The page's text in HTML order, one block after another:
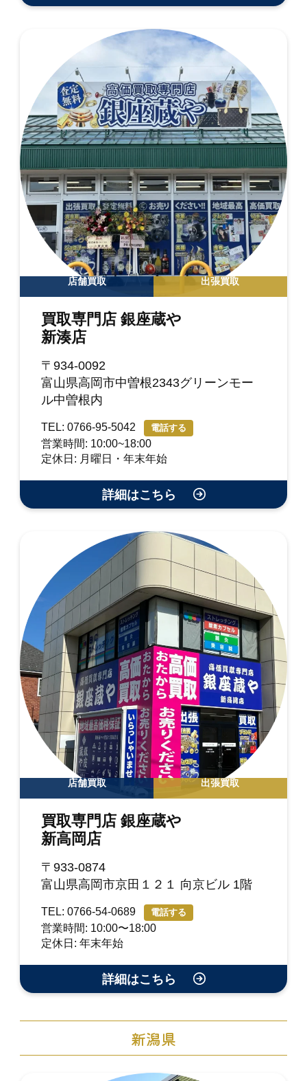
店舗買取 出張買取
買取専門店 銀座蔵や
新湊店
〒934-0092
富山県高岡市中曽根2343グリーンモー
ル中曽根内
TEL: 0766-95-5042 電話する
営業時間: 10:00~18:00
定休日: 月曜日・年末年始
詳細はこちら
店舗買取 出張買取
買取専門店 銀座蔵や
新高岡店
〒933-0874
富山県高岡市京田１２１ 向京ビル 1階
TEL: 0766-54-0689 電話する
営業時間: 10:00〜18:00
定休日: 年末年始
詳細はこちら
新潟県